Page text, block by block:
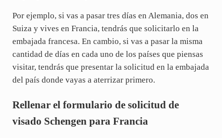
Por ejemplo, si vas a pasar tres días en Alemania, dos en
Suiza y vives en Francia, tendrás que solicitarlo en la
embajada francesa. En cambio, si vas a pasar la misma
cantidad de días en cada uno de los países que piensas
visitar, tendrás que presentar la solicitud en la embajada
del país donde vayas a aterrizar primero.
Rellenar el formulario de solicitud de
visado Schengen para Francia